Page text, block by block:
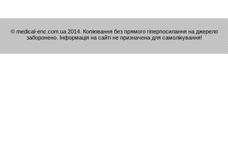
© medical-enc.com.ua 2014. Копіювання без прямого гіперпосилання на джерело
заборонено. Інформація на сайті не призначена для самолікування!